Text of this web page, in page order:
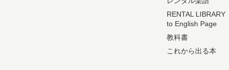
RENTAL LIBRARY
to English Page
教科書
これから出る本